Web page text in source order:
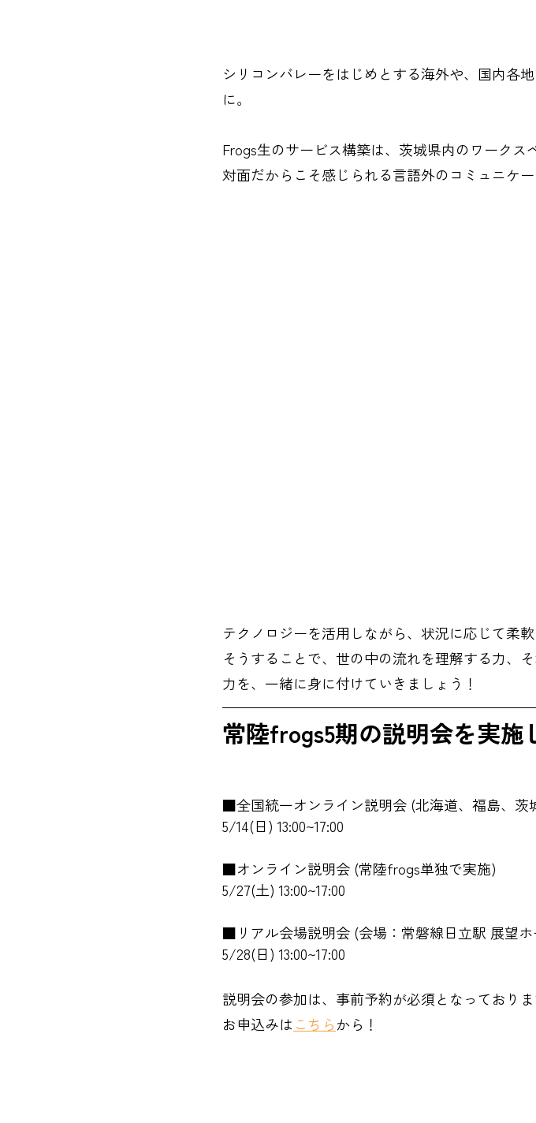
シリコンバレーをはじめとする海外や、国内各
に。
Frogs生のサービス構築は、茨城県内のワークス
対面だからこそ感じられる言語外のコミュニケ
テクノロジーを活用しながら、状況に応じて柔
そうすることで、世の中の流れを理解する力、
力を、一緒に身に付けていきましょう！
常陸frogs5期の説明会を実施
■全国統一オンライン説明会 (北海道、福島、茨
5/14(日) 13:00~17:00
■オンライン説明会 (常陸frogs単独で実施)
5/27(土) 13:00~17:00
■リアル会場説明会 (会場：常磐線日立駅 展望
5/28(日) 13:00~17:00
説明会の参加は、事前予約が必須となっておりま
お申込みは こちらから！